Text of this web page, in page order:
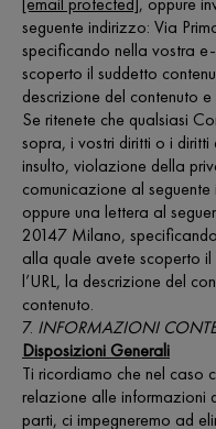
seguente indirizzo: Via
specificando nella vostra
scoperto il suddetto
descrizione del contenuto e
Se ritenete che qualsiasi
sopra, i vostri diritti o i
insulto, violazione della
comunicazione al
oppure una lettera al
20147 Milano,
alla quale avete scoperto
l’URL, la descrizione del
contenuto.
7. INFORMAZIONI
Disposizioni Generali
Ti ricordiamo che nel caso
relazione alle informazioni
parti, ci impegneremo ad